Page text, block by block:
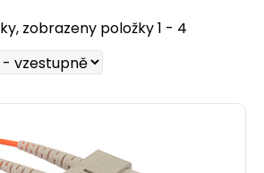
zobrazeny položky 1 - 4